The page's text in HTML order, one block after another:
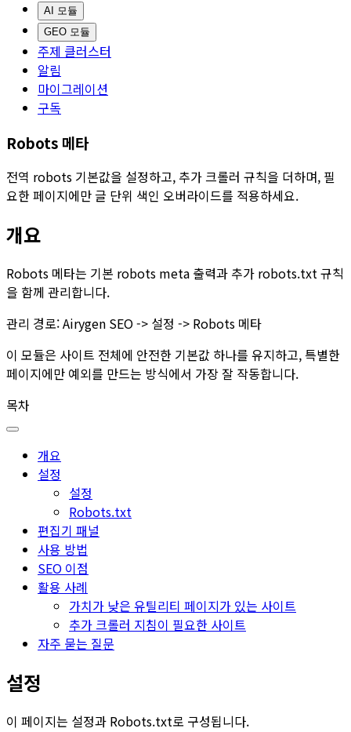
AI 모듈
GEO 모듈
주제 클러스터
알림
마이그레이션
구독
Robots 메타
전역 robots 기본값을 설정하고, 추가 크롤러 규칙을 더하며, 필
요한 페이지에만 글 단위 색인 오버라이드를 적용하세요.
개요
Robots 메타는 기본 robots meta 출력과 추가 robots.txt규칙
을 함께 관리합니다.
관리 경로:Airygen SEO -> 설정 -> Robots 메타
이 모듈은 사이트 전체에 안전한 기본값 하나를 유지하고, 특별한
페이지에만 예외를 만드는 방식에서 가장 잘 작동합니다.
목차
개요
설정
설정
Robots.txt
편집기 패널
사용 방법
SEO 이점
활용 사례
가치가 낮은 유틸리티 페이지가 있는 사이트
추가 크롤러 지침이 필요한 사이트
자주 묻는 질문
설정
이 페이지는 설정과 Robots.txt로 구성됩니다.